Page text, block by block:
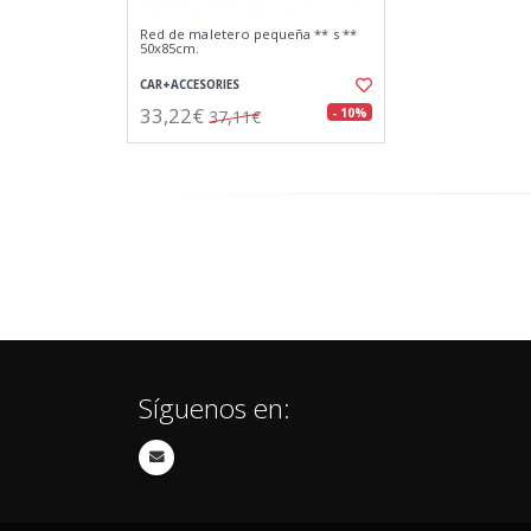
Red de maletero pequeña ** s **
50x85cm.
CAR+ACCESORIES
33,22€ 37,11€ - 10%
Síguenos en: